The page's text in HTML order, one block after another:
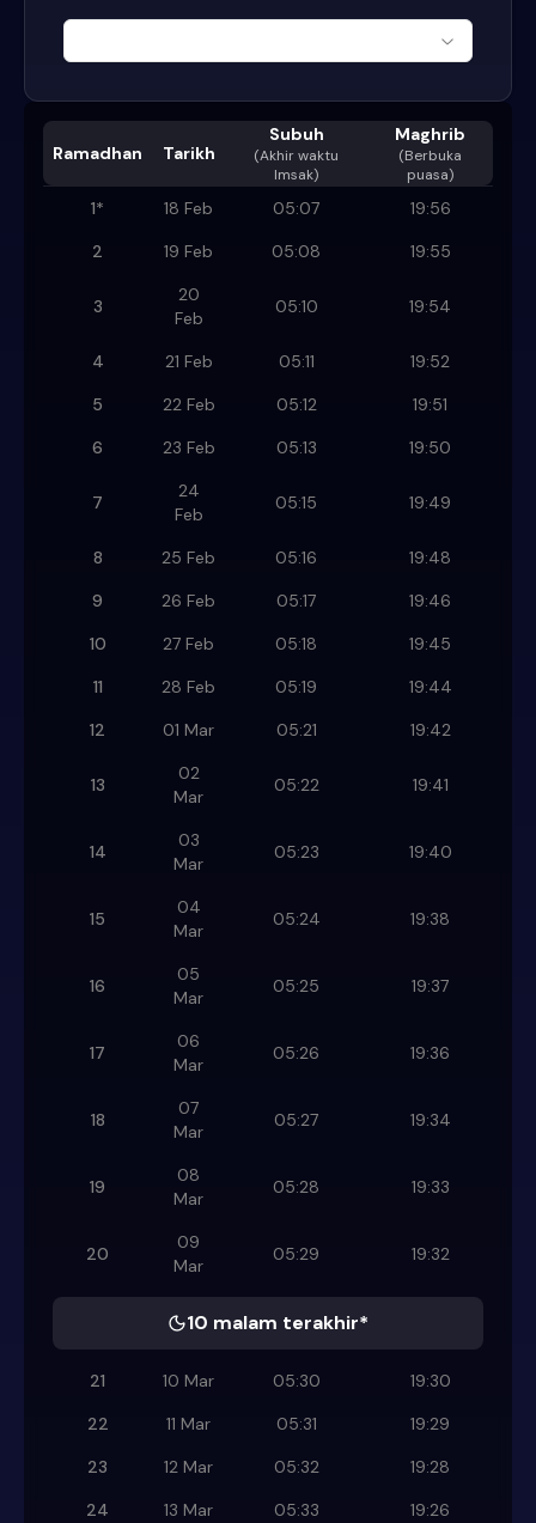
Ramadhan Tarikh
Subuh
(Akhir waktu
Imsak)
Maghrib
(Berbuka
puasa)
1* 18 Feb 05:07
19:56
2
19 Feb 05:08 19:55
3
20
Feb
05:10 19:54
4 21 Feb 05:11
19:52
5
22 Feb 05:12
19:51
6
23 Feb 05:13 19:50
7
24
Feb
05:15 19:49
8 25 Feb 05:16
19:48
9
26 Feb 05:17
19:46
10
27 Feb 05:18
19:45
11
28 Feb 05:19
19:44
12
01 Mar 05:21 19:42
13
02
Mar
05:22 19:41
14
03
Mar
05:23 19:40
15
04
Mar
05:24 19:38
16
05
Mar
05:25 19:37
17
06
Mar
05:26 19:36
18
07
Mar
05:27 19:34
19
08
Mar
05:28 19:33
20
09
Mar
05:29 19:32
10 malam terakhir*
21 10 Mar 05:30
19:30
22
11 Mar 05:31
19:29
23
12 Mar 05:32
19:28
24
13 Mar 05:33
19:26